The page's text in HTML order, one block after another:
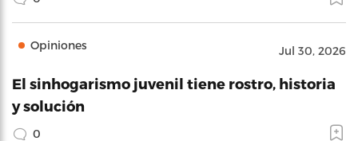
Opiniones Jul 30, 2026
El sinhogarismo juvenil tiene rostro, historia
y solución
0